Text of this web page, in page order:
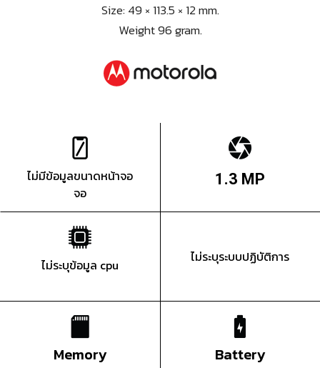
Size: 49 × 113.5 × 12 mm.
Weight 96 gram.
ไม่มีข้อมูลขนาดหน้าจอ
จอ
1.3 MP
ไม่ระบุข้อมูล cpu ไม่ระบุระบบปฏิบัติการ
Memory Battery